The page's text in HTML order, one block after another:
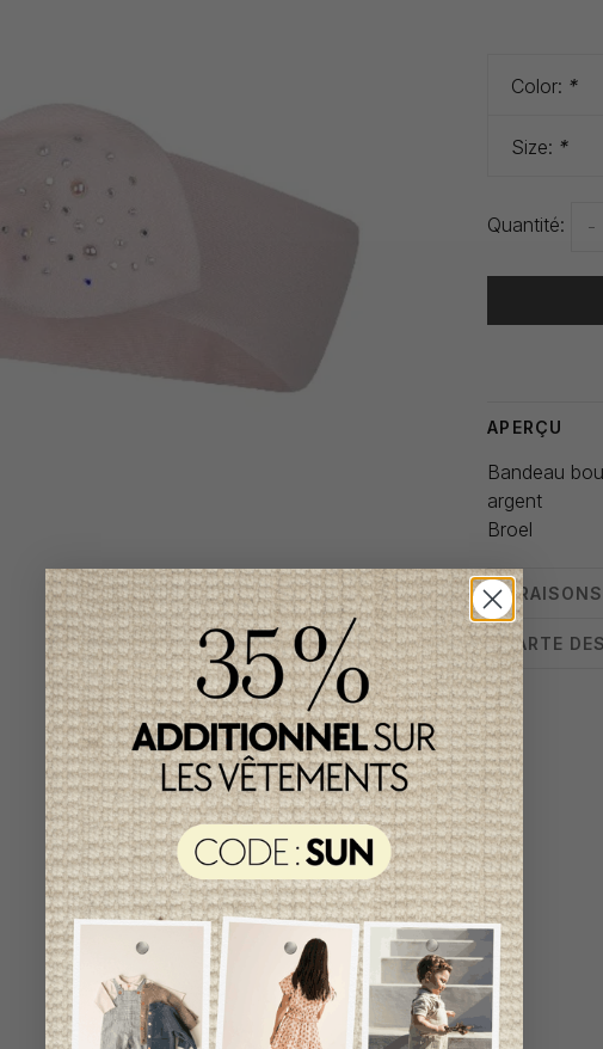
Color: *
Size: *
Quantité: -
APERÇU
Bandeau
argent
Broel
CHARTE